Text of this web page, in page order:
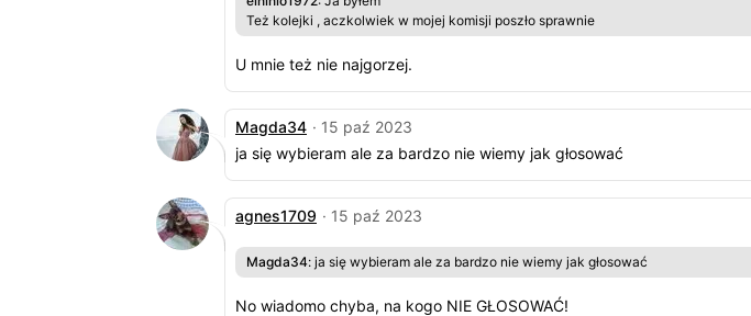
Też kolejki , aczkolwiek w mojej komisji poszło sprawnie
U mnie też nie najgorzej.
Magda34 · 15 paź 2023
ja się wybieram ale za bardzo nie wiemy jak głosować
agnes1709 · 15 paź 2023
Magda34: ja się wybieram ale za bardzo nie wiemy jak głosować
No wiadomo chyba, na kogo NIE GŁOSOWAĆ!